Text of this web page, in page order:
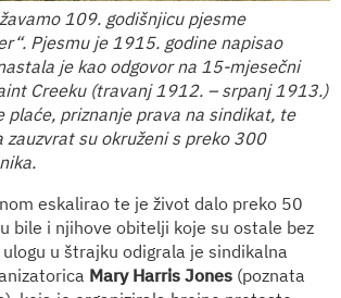
109. godišnjicu pjesme
Pjesmu je 1915. godine napisao
je kao odgovor na 15-mjesečni
Creeku (travanj 1912. – srpanj 1913.)
plaće, priznanje prava na sindikat, te
zauzvrat su okruženi s preko 300
eskalirao te je život dalo preko 50
bile i njihove obitelji koje su ostale bez
u štrajku odigrala je sindikalna
Mary Harris Jones (poznata